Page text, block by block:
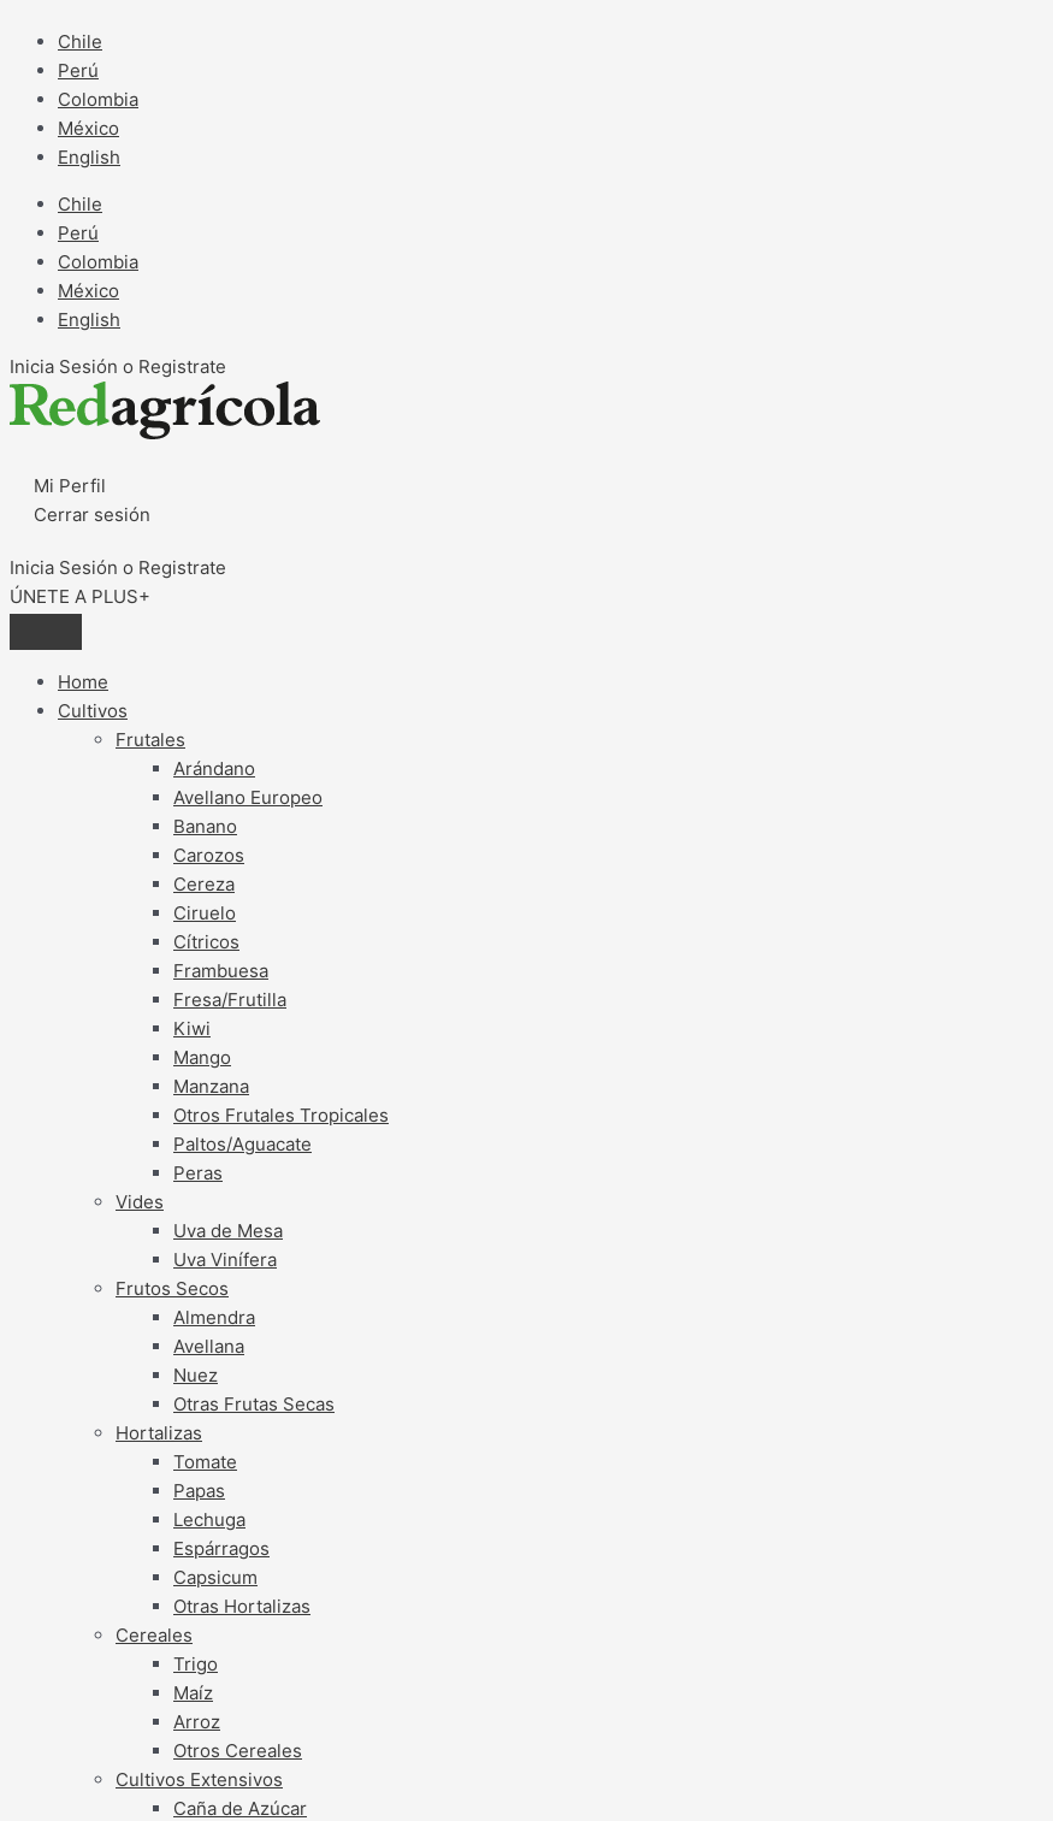
contenido
Chile
Perú
Colombia
México
English
Chile
Perú
Colombia
México
English
Inicia Sesión o Registrate
Mi Perfil
Cerrar sesión
Inicia Sesión o Registrate
ÚNETE A PLUS+
Home
Cultivos
Frutales
Arándano
Avellano Europeo
Banano
Carozos
Cereza
Ciruelo
Cítricos
Frambuesa
Fresa/Frutilla
Kiwi
Mango
Manzana
Otros Frutales Tropicales
Paltos/Aguacate
Peras
Vides
Uva de Mesa
Uva Vinífera
Frutos Secos
Almendra
Avellana
Nuez
Otras Frutas Secas
Hortalizas
Tomate
Papas
Lechuga
Espárragos
Capsicum
Otras Hortalizas
Cereales
Trigo
Maíz
Arroz
Otros Cereales
Cultivos Extensivos
Caña de Azúcar